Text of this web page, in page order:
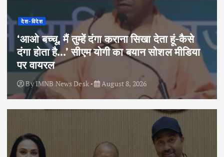
देश-विदेश
‘आओ बच्चू, मैं तुम्हें दंगा कराना सिखा देता हूं-कैसे
दंगा होता है…’ सीएम योगी का बयान सोशल मीडिया
पर वायरल
ByIMNB News Desk August 8, 2026